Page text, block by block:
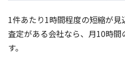
1件あたり1時間程度の短縮が見
査定がある会社なら、月10時
す。